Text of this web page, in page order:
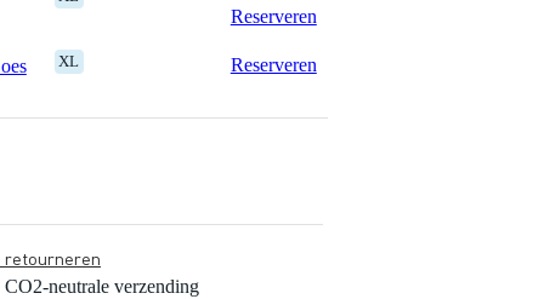
Reserveren
XL Reserveren
retourneren
CO2-neutrale verzending